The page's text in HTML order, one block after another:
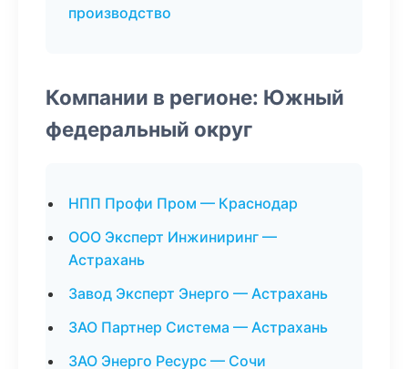
производство
Компании в регионе: Южный
федеральный округ
НПП Профи Пром — Краснодар
ООО Эксперт Инжиниринг —
Астрахань
Завод Эксперт Энерго — Астрахань
ЗАО Партнер Система — Астрахань
ЗАО Энерго Ресурс — Сочи